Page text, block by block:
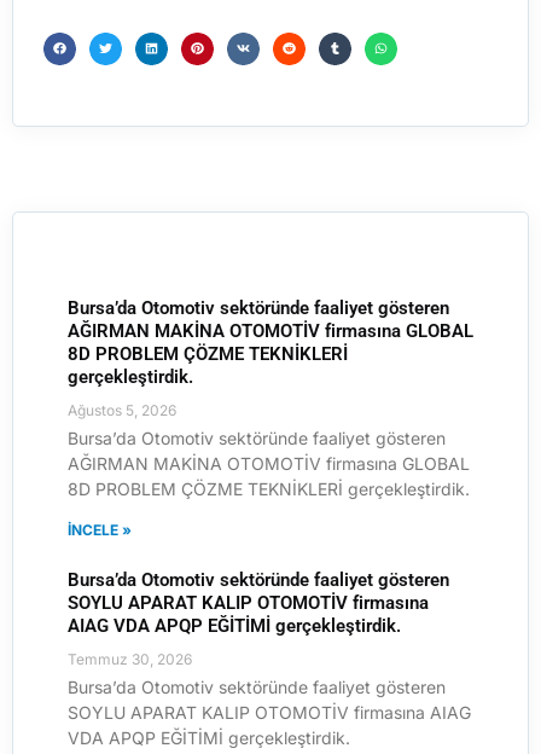
Bursa’da Otomotiv sektöründe faaliyet gösteren
AĞIRMAN MAKİNA OTOMOTİV firmasına GLOBAL
8D PROBLEM ÇÖZME TEKNİKLERİ
gerçekleştirdik.
Ağustos 5, 2026
Bursa’da Otomotiv sektöründe faaliyet gösteren
AĞIRMAN MAKİNA OTOMOTİV firmasına GLOBAL
8D PROBLEM ÇÖZME TEKNİKLERİ gerçekleştirdik.
İNCELE »
Bursa’da Otomotiv sektöründe faaliyet gösteren
SOYLU APARAT KALIP OTOMOTİV firmasına
AIAG VDA APQP EĞİTİMİ gerçekleştirdik.
Temmuz 30, 2026
Bursa’da Otomotiv sektöründe faaliyet gösteren
SOYLU APARAT KALIP OTOMOTİV firmasına AIAG
VDA APQP EĞİTİMİ gerçekleştirdik.